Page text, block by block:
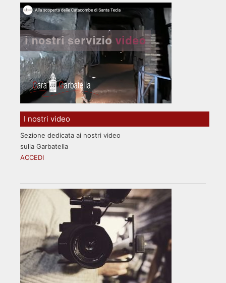
I nostri video
Sezione dedicata ai nostri video
sulla Garbatella
ACCEDI